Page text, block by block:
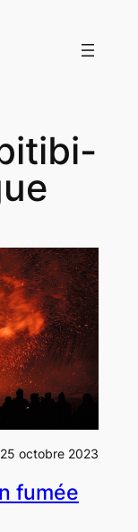
25 octobre 2023
fumée